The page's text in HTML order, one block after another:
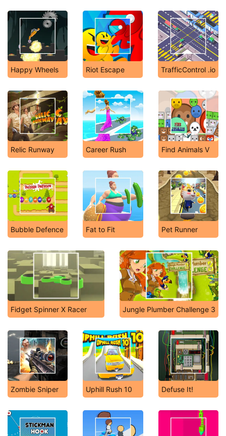
Happy Wheels Riot Escape TrafficControl .io
Relic Runway Career Rush Find Animals V
Bubble Defence Fat to Fit Pet Runner
Fidget Spinner X Racer Jungle Plumber Challenge 3
Zombie Sniper Uphill Rush 10 Defuse It!